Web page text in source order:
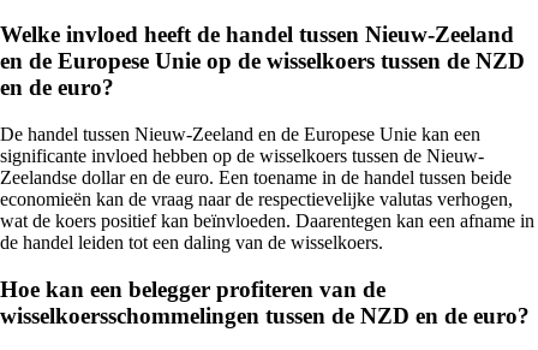
Welke invloed heeft de handel tussen Nieuw-Zeeland
en de Europese Unie op de wisselkoers tussen de NZD
en de euro?
De handel tussen Nieuw-Zeeland en de Europese Unie kan een
significante invloed hebben op de wisselkoers tussen de Nieuw-
Zeelandse dollar en de euro. Een toename in de handel tussen beide
economieën kan de vraag naar de respectievelijke valutas verhogen,
wat de koers positief kan beïnvloeden. Daarentegen kan een afname in
de handel leiden tot een daling van de wisselkoers.
Hoe kan een belegger profiteren van de
wisselkoersschommelingen tussen de NZD en de euro?